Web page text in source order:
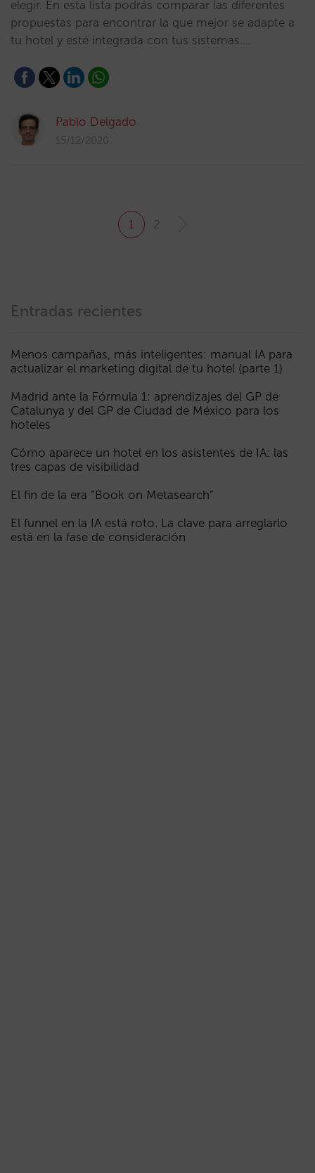
elegir. En esta lista podrás comparar las diferentes
propuestas para encontrar la que mejor se adapte a
tu hotel y esté integrada con tus sistemas.…
Pablo Delgado
15/12/2020
1 2
Entradas recientes
Menos campañas, más inteligentes: manual IA para
actualizar el marketing digital de tu hotel (parte 1)
Madrid ante la Fórmula 1: aprendizajes del GP de
Catalunya y del GP de Ciudad de México para los
hoteles
Cómo aparece un hotel en los asistentes de IA: las
tres capas de visibilidad
El fin de la era “Book on Metasearch”
El funnel en la IA está roto. La clave para arreglarlo
está en la fase de consideración